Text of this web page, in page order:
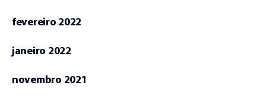
fevereiro 2022
janeiro 2022
novembro 2021